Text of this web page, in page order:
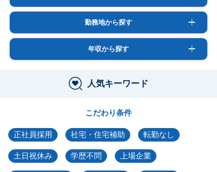
勤務地から探す
年収から探す
人気キーワード
こだわり条件
正社員採用 社宅・住宅補助 転勤なし
土日祝休み 学歴不問 上場企業